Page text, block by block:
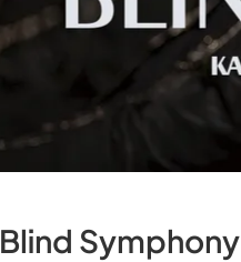
Blind Symphony